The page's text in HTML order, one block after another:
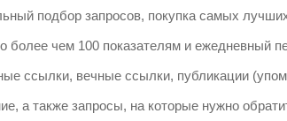
подбор запросов, покупка самых
более чем 100 показателям и ежедневный
ссылки, вечные ссылки, публикации
а также запросы, на которые нужно